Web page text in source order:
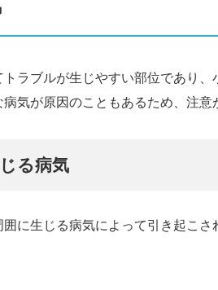
ラブルが生じやすい部位であり
気が原因のこともあるため、注意
る病気
に生じる病気によって引き起こ